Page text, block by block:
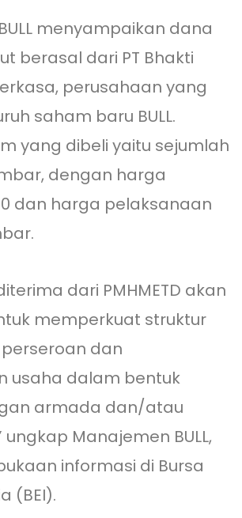
menyampaikan dana
berasal dari PT Bhakti
perusahaan yang
saham baru BULL.
yang dibeli yaitu sejumlah
dengan harga
dan harga pelaksanaan
dari PMHMETD akan
memperkuat struktur
dan
usaha dalam bentuk
armada dan/atau
Manajemen BULL,
informasi di Bursa
(BEI).